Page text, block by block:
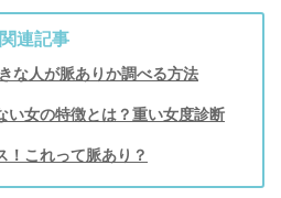
関連記事
な人が脈ありか調べる方法
い女の特徴とは？重い女度診断
！これって脈あり？